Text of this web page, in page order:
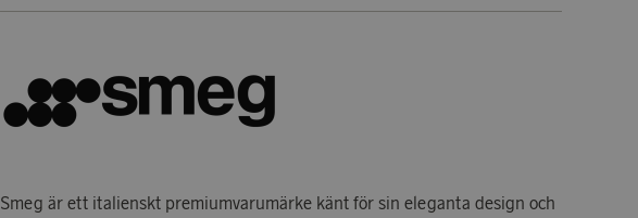
Smeg är ett italienskt premiumvarumärke känt för sin eleganta design och